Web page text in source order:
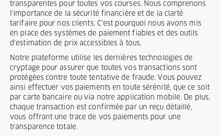
transparentes pour toutes vos courses. Nous comprenons
l'importance de la sécurité financière et de la clarté
tarifaire pour nos clients. C'est pourquoi nous avons mis
en place des systèmes de paiement fiables et des outils
d'estimation de prix accessibles à tous.
Notre plateforme utilise les dernières technologies de
cryptage pour assurer que toutes vos transactions sont
protégées contre toute tentative de fraude. Vous pouvez
ainsi effectuer vos paiements en toute sérénité, que ce soit
par carte bancaire ou via notre application mobile. De plus,
chaque transaction est confirmée par un reçu détaillé,
vous offrant une trace de vos paiements pour une
transparence totale.